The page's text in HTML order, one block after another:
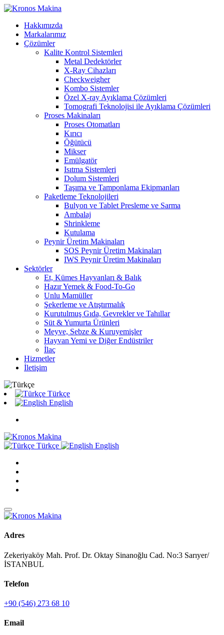
Hakkımızda
Markalarımız
Çözümler
Kalite Kontrol Sistemleri
Metal Dedektörler
X-Ray Cihazları
Checkweigher
Kombo Sistemler
Özel X-ray Ayıklama Çözümleri
Tomografi Teknolojisi ile Ayıklama Çözümleri
Proses Makinaları
Proses Otomatları
Kırıcı
Öğütücü
Mikser
Emülgatör
Isıtma Sistemleri
Dolum Sistemleri
Taşıma ve Tamponlama Ekipmanları
Paketleme Teknolojileri
Bulyon ve Tablet Presleme ve Sarma
Ambalaj
Shrinkleme
Kutulama
Peynir Üretim Makinaları
SOS Peynir Üretim Makinaları
IWS Peynir Üretim Makinaları
Sektörler
Et, Kümes Hayvanları & Balık
Hazır Yemek & Food-To-Go
Unlu Mamüller
Şekerleme ve Atıştırmalık
Kurutulmuş Gıda, Gevrekler ve Tahıllar
Süt & Yumurta Ürünleri
Meyve, Sebze & Kuruyemişler
Hayvan Yemi ve Diğer Endüstriler
İlaç
Hizmetler
İletişim
Türkçe
English
Türkçe English
Adres
Zekeriyaköy Mah. Prof. Dr. Oktay Sinanoğlu Cad. No:3 Sarıyer/
İSTANBUL
Telefon
+90 (546) 273 68 10
Email